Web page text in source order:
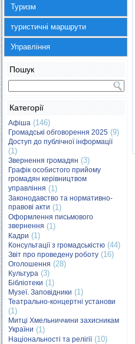
Туризм
туристичні маршрути
Управління
Пошук
Категорії
Афіша (146)
Громадські обговорення 2025 (9)
Доступ до публічної інформації
(1)
Звернення громадян (3)
Графік особистого прийому
громадян керівництвом
управління (1)
Законодавство та нормативно-
правові акти (1)
Оформлення письмового
звернення (1)
Кадри (1)
Консультації з громадськістю (44)
Звіт про проведену роботу (16)
Оголошення (28)
Культура (3)
Бібліотеки (1)
Музеї. Заповідники (1)
Театрально-концертні установи
(1)
Митці Хмельниччини захисникам
України (1)
Національності та релігії(10)